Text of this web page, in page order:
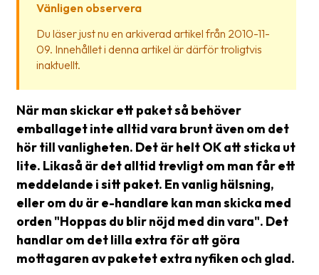
är
Fraktjakt?
Hjälp?
Vanliga
frågor
&
svar
Ordlista
Paketering
Frakthandlingar
Vänligen observera
Du läser just nu en arkiverad artikel från 2010-11-
09. Innehållet i denna artikel är därför troligtvis
inaktuellt.
När man skickar ett paket så behöver
emballaget inte alltid vara brunt även om det
hör till vanligheten. Det är helt OK att sticka ut
lite. Likaså är det alltid trevligt om man får ett
meddelande i sitt paket. En vanlig hälsning,
eller om du är e-handlare kan man skicka med
orden "Hoppas du blir nöjd med din vara". Det
handlar om det lilla extra för att göra
mottagaren av paketet extra nyfiken och glad.